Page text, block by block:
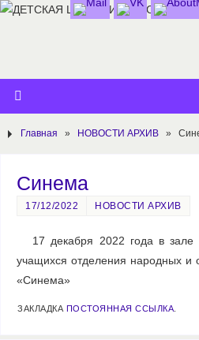
Главная » НОВОСТИ АРХИВ »
Синема
17/12/2022 НОВОСТИ АРХИВ
17 декабря 2022 года в зале
учащихся отделения народных и
«Синема»
ЗАКЛАДКА ПОСТОЯННАЯ ССЫЛКА